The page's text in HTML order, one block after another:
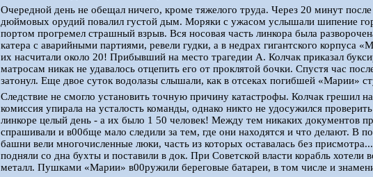
Очередной день не обещал ничего, кроме тяжелого труда. Через 20 минут
дюймовых орудий повалил густой дым. Моряки с ужасом услышали шипение
портом прогремел страшный взрыв. Вся носовая часть линкора была
катера с аварийными партиями, ревели гудки, а в недрах гигантского корпуса
их насчитали около 20! Прибывший на место трагедии А. Колчак приказал
матросам никак не удавалось отцепить его от проклятой бочки. Спустя час
затонул. Еще двое суток водолазы слышали, как в отсеках погибшей «Марии»
Следствие не смогло установить точную причину катастрофы. Колчак грешил
комиссия упирала на усталость команды, однако никто не удосужился
линкоре целый день - а их было 1 50 человек! Между тем никаких документов
спрашивали и в00бще мало следили за тем, где они находятся и что делают. В
башни вели многочисленные люки, часть из которых оставалась без
подняли со дна бухты и поставили в док. При Советской власти корабль хотели
металл. Пушками «Марии» в00ружили береговые батареи, в том числе и